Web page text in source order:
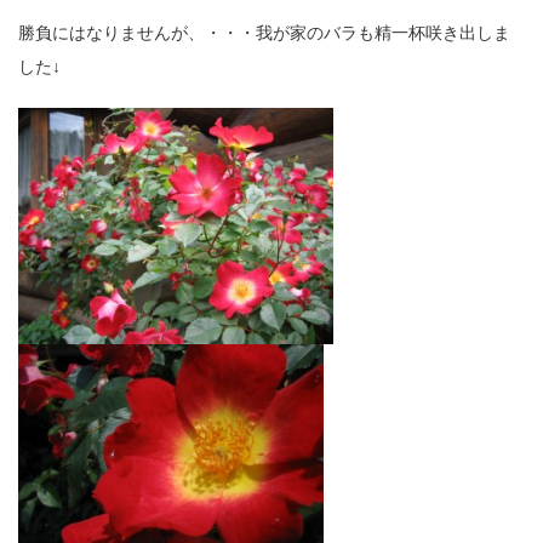
勝負にはなりませんが、・・・我が家のバラも精一杯咲き出しま
した ↓